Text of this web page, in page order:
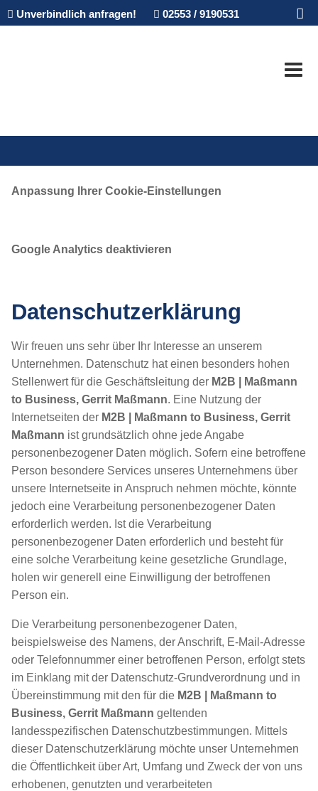
Unverbindlich anfragen! 02553 / 9190531
Anpassung Ihrer Cookie-Einstellungen
Google Analytics deaktivieren
Datenschutzerklärung
Wir freuen uns sehr über Ihr Interesse an unserem
Unternehmen. Datenschutz hat einen besonders hohen
Stellenwert für die Geschäftsleitung der M2B | Maßmann
to Business, Gerrit Maßmann. Eine Nutzung der
Internetseiten der M2B | Maßmann to Business, Gerrit
Maßmann ist grundsätzlich ohne jede Angabe
personenbezogener Daten möglich. Sofern eine betroffene
Person besondere Services unseres Unternehmens über
unsere Internetseite in Anspruch nehmen möchte, könnte
jedoch eine Verarbeitung personenbezogener Daten
erforderlich werden. Ist die Verarbeitung
personenbezogener Daten erforderlich und besteht für
eine solche Verarbeitung keine gesetzliche Grundlage,
holen wir generell eine Einwilligung der betroffenen
Person ein.
Die Verarbeitung personenbezogener Daten,
beispielsweise des Namens, der Anschrift, E-Mail-Adresse
oder Telefonnummer einer betroffenen Person, erfolgt stets
im Einklang mit der Datenschutz-Grundverordnung und in
Übereinstimmung mit den für die M2B | Maßmann to
Business, Gerrit Maßmann geltenden
landesspezifischen Datenschutzbestimmungen. Mittels
dieser Datenschutzerklärung möchte unser Unternehmen
die Öffentlichkeit über Art, Umfang und Zweck der von uns
erhobenen, genutzten und verarbeiteten